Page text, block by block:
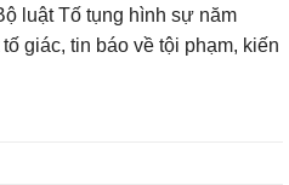
luật Tố tụng hình sự năm
giác, tin báo về tội phạm, kiến